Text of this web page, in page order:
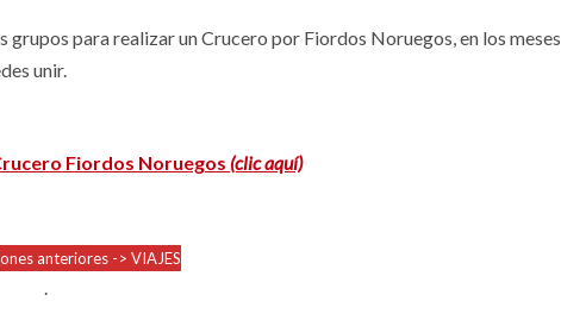
para realizar un Crucero por Fiordos Noruegos, en los meses
unir.
Fiordos Noruegos (clic aquí)
anteriores -> VIAJES
.